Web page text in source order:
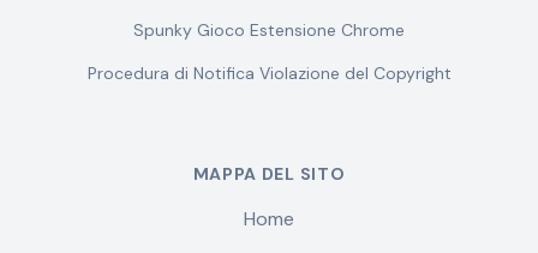
Spunky Gioco Estensione Chrome
Procedura di Notifica Violazione del Copyright
MAPPA DEL SITO
Home